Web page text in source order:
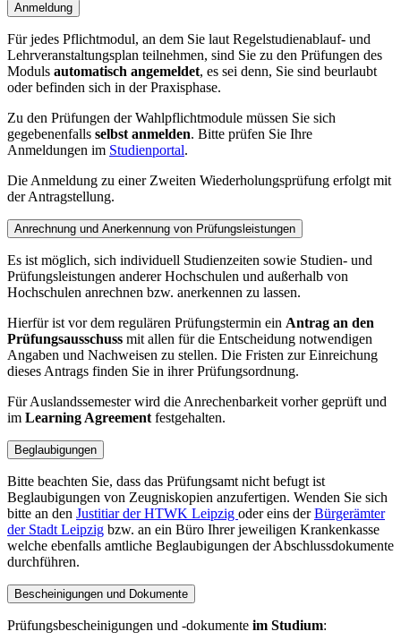
Anmeldung
Für jedes Pflichtmodul, an dem Sie laut Regelstudienablauf- und
Lehrveranstaltungsplan teilnehmen, sind Sie zu den Prüfungen des
Moduls automatisch angemeldet, es sei denn, Sie sind beurlaubt
oder befinden sich in der Praxisphase.
Zu den Prüfungen der Wahlpflichtmodule müssen Sie sich
gegebenenfalls selbst anmelden. Bitte prüfen Sie Ihre
Anmeldungen im Studienportal.
Die Anmeldung zu einer Zweiten Wiederholungsprüfung erfolgt mit
der Antragstellung.
Anrechnung und Anerkennung von Prüfungsleistungen
Es ist möglich, sich individuell Studienzeiten sowie Studien- und
Prüfungsleistungen anderer Hochschulen und außerhalb von
Hochschulen anrechnen bzw. anerkennen zu lassen.
Hierfür ist vor dem regulären Prüfungstermin ein Antrag an den
Prüfungsausschuss mit allen für die Entscheidung notwendigen
Angaben und Nachweisen zu stellen. Die Fristen zur Einreichung
dieses Antrags finden Sie in ihrer Prüfungsordnung.
Für Auslandssemester wird die Anrechenbarkeit vorher geprüft und
im Learning Agreement festgehalten.
Beglaubigungen
Bitte beachten Sie, dass das Prüfungsamt nicht befugt ist
Beglaubigungen von Zeugniskopien anzufertigen. Wenden Sie sich
bitte an den Justitiar der HTWK Leipzig oder eins derBürgerämter
der Stadt Leipzig bzw. an ein Büro Ihrer jeweiligen Krankenkasse
welche ebenfalls amtliche Beglaubigungen der Abschlussdokumente
durchführen.
Bescheinigungen und Dokumente
Prüfungsbescheinigungen und -dokumente im Studium: